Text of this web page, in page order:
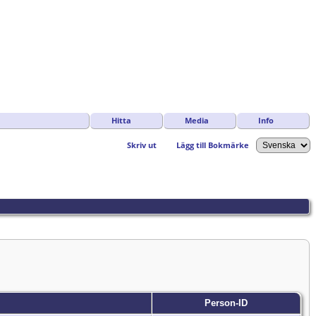
Hitta Media Info
Skriv ut Lägg till Bokmärke
Person-ID